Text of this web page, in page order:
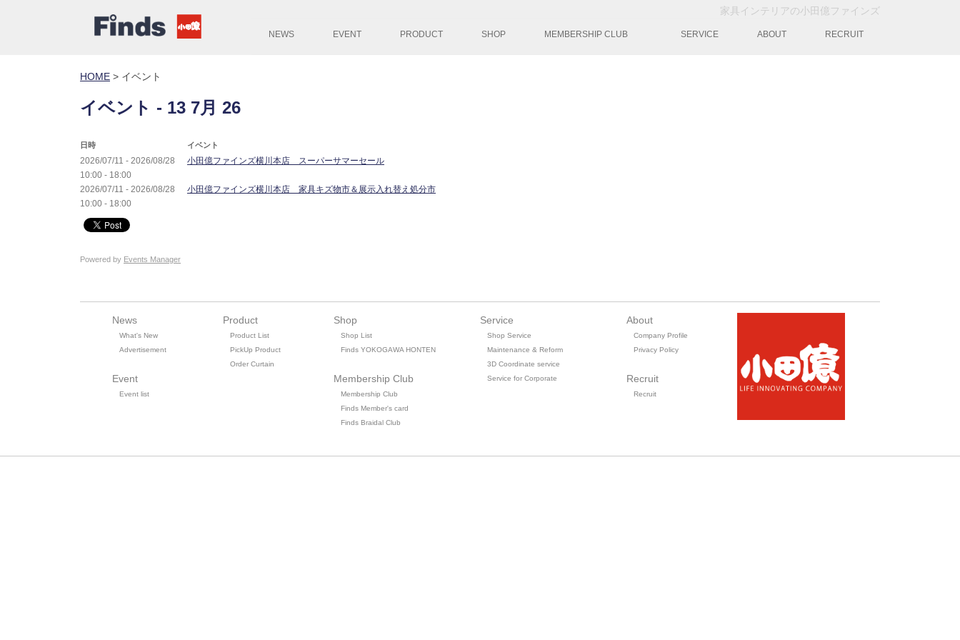
家具インテリアの小田億ファインズ
NEWS EVENT PRODUCT SHOP MEMBERSHIP CLUB SERVICE ABOUT RECRUIT
HOME > イベント
イベント - 13 7月 26
日時 イベント
2026/07/11 - 2026/08/28
10:00 - 18:00
小田億ファインズ横川本店 スーパーサマーセール
2026/07/11 - 2026/08/28
10:00 - 18:00
小田億ファインズ横川本店 家具キズ物市＆展示入れ替え処分市
Powered by Events Manager
News
What's New
Advertisement
Event
Event list
Product
Product List
PickUp Product
Order Curtain
Shop
Shop List
Finds YOKOGAWA HONTEN
Membership Club
Membership Club
Finds Member's card
Finds Braidal Club
Service
Shop Service
Maintenance & Reform
3D Coordinate service
Service for Corporate
About
Company Profile
Privacy Policy
Recruit
Recruit